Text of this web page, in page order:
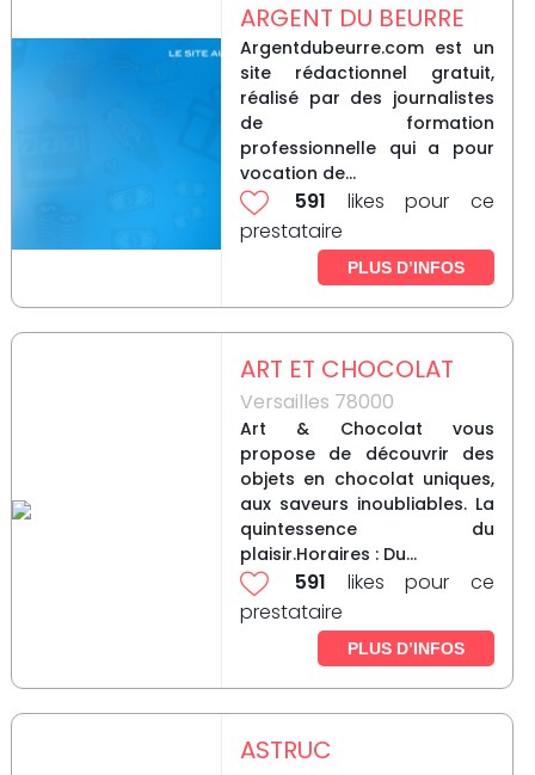
ARGENT DU BEURRE
Argentdubeurre.com est un
site rédactionnel gratuit,
réalisé par des journalistes
de formation
professionnelle qui a pour
vocation de...
591 likes pour ce
prestataire
PLUS D’INFOS
ART ET CHOCOLAT
Versailles 78000
Art & Chocolat vous
propose de découvrir des
objets en chocolat uniques,
aux saveurs inoubliables. La
quintessence du
plaisir.Horaires : Du...
591 likes pour ce
prestataire
PLUS D’INFOS
ASTRUC